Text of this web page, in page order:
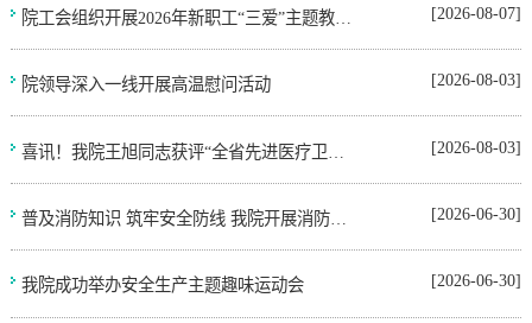
院工会组织开展2026年新职工“三爱”主题教育活动 [2026-08-07]
院领导深入一线开展高温慰问活动 [2026-08-03]
[2026-08-03]
普及消防知识 筑牢安全防线 我院开展消防安全知识培训 [2026-06-30]
我院成功举办安全生产主题趣味运动会 [2026-06-30]
清廉附院